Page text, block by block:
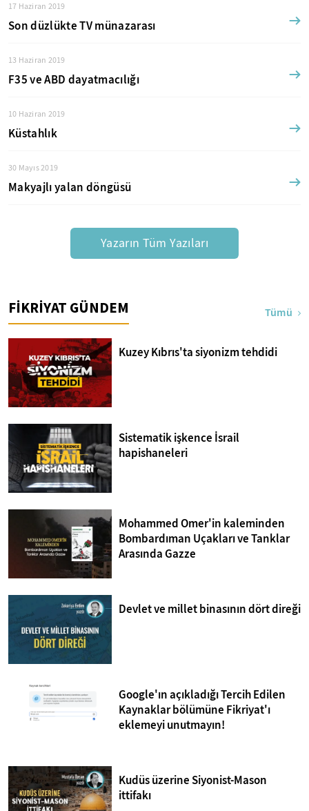
17 Haziran 2019
Son düzlükte TV münazarası
13 Haziran 2019
F35 ve ABD dayatmacılığı
10 Haziran 2019
Küstahlık
30 Mayıs 2019
Makyajlı yalan döngüsü
Yazarın Tüm Yazıları
FİKRİYAT GÜNDEM Tümü
Kuzey Kıbrıs'ta siyonizm tehdidi
Sistematik işkence İsrail
hapishaneleri
Mohammed Omer'in kaleminden
Bombardıman Uçakları ve Tanklar
Arasında Gazze
Devlet ve millet binasının dört direği
Google'ın açıkladığı Tercih Edilen
Kaynaklar bölümüne Fikriyat'ı
eklemeyi unutmayın!
Kudüs üzerine Siyonist-Mason
ittifakı